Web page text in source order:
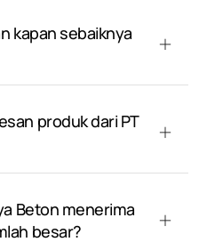
kapan sebaiknya
produk dari PT
Beton menerima
besar?